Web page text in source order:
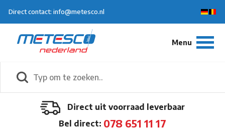
Direct contact: info@metesco.nl
Direct uit voorraad leverbaar
Bel direct: 078 651 11 17